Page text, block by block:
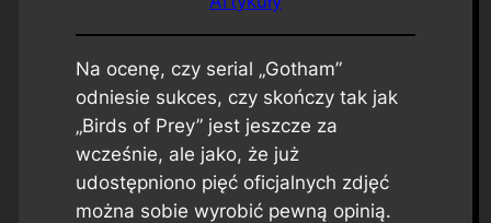
Na ocenę, czy serial „Gotham”
odniesie sukces, czy skończy tak jak
„Birds of Prey” jest jeszcze za
wcześnie, ale jako, że już
udostępniono pięć oficjalnych zdjęć
można sobie wyrobić pewną opinią.